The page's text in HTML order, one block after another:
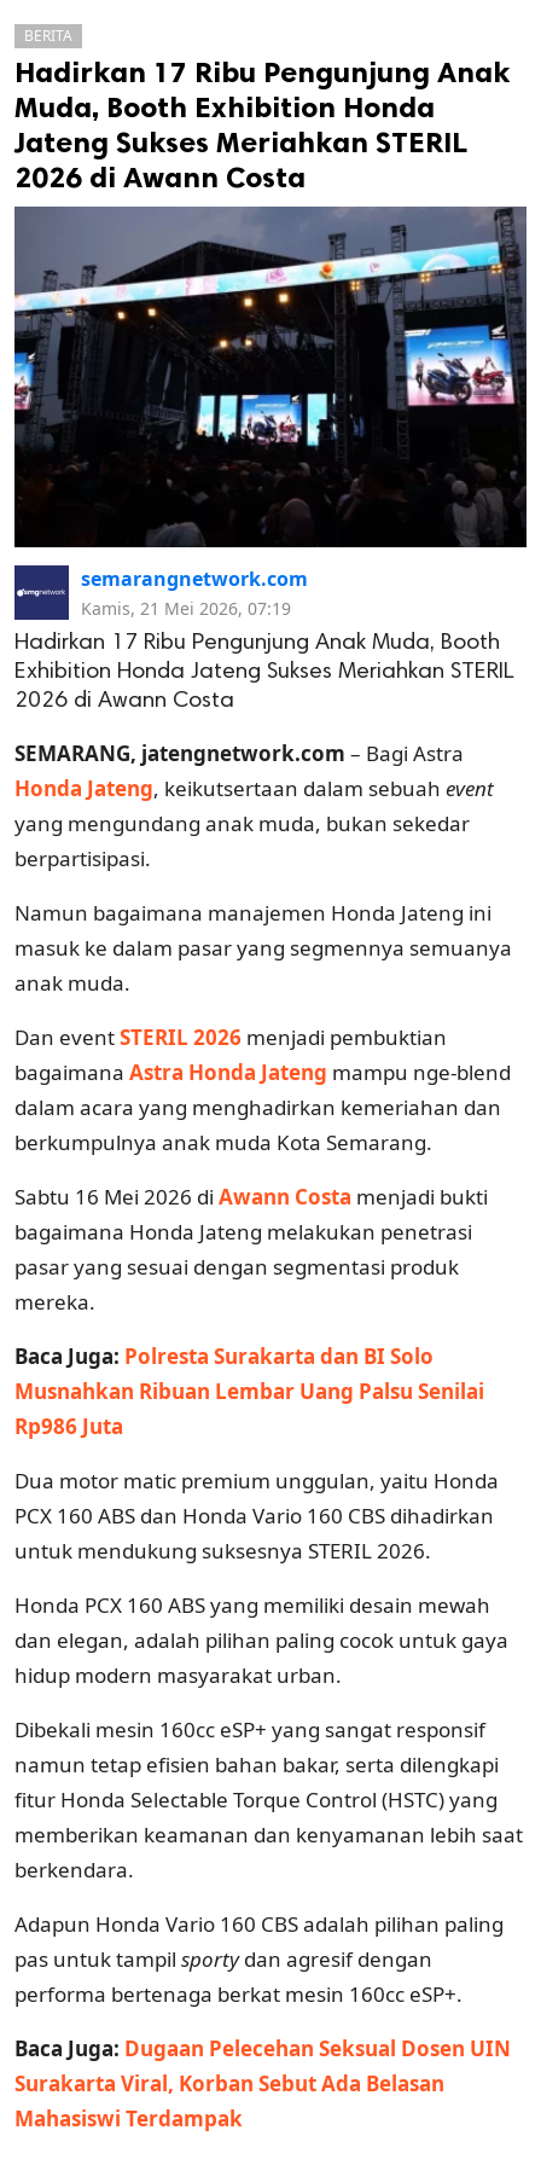
cipta.
BERITA
Hadirkan 17 Ribu Pengunjung Anak
Muda, Booth Exhibition Honda
Jateng Sukses Meriahkan STERIL
2026 di Awann Costa
semarangnetwork.com
Kamis, 21 Mei 2026, 07:19
Hadirkan 17 Ribu Pengunjung Anak Muda, Booth
Exhibition Honda Jateng Sukses Meriahkan STERIL
2026 di Awann Costa
SEMARANG, jatengnetwork.com – Bagi Astra
Honda Jateng, keikutsertaan dalam sebuah event
yang mengundang anak muda, bukan sekedar
berpartisipasi.
Namun bagaimana manajemen Honda Jateng ini
masuk ke dalam pasar yang segmennya semuanya
anak muda.
Dan eventSTERIL 2026 menjadi pembuktian
bagaimana Astra Honda Jateng mampu nge-blend
dalam acara yang menghadirkan kemeriahan dan
berkumpulnya anak muda Kota Semarang.
Sabtu 16 Mei 2026 di Awann Costa menjadi bukti
bagaimana Honda Jateng melakukan penetrasi
pasar yang sesuai dengan segmentasi produk
mereka.
Baca Juga: Polresta Surakarta dan BI Solo
Musnahkan Ribuan Lembar Uang Palsu Senilai
Rp986 Juta
Dua motor matic premium unggulan, yaitu Honda
PCX 160 ABS dan Honda Vario 160 CBS dihadirkan
untuk mendukung suksesnya STERIL 2026.
Honda PCX 160 ABS yang memiliki desain mewah
dan elegan, adalah pilihan paling cocok untuk gaya
hidup modern masyarakat urban.
Dibekali mesin 160cc eSP+ yang sangat responsif
namun tetap efisien bahan bakar, serta dilengkapi
fitur Honda Selectable Torque Control (HSTC) yang
memberikan keamanan dan kenyamanan lebih saat
berkendara.
Adapun Honda Vario 160 CBS adalah pilihan paling
pas untuk tampil sportydan agresif dengan
performa bertenaga berkat mesin 160cc eSP+.
Baca Juga: Dugaan Pelecehan Seksual Dosen UIN
Surakarta Viral, Korban Sebut Ada Belasan
Mahasiswi Terdampak